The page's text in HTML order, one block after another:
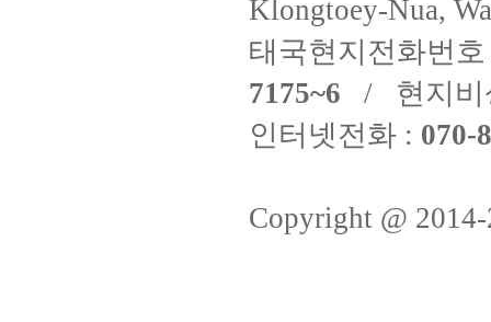
Klongtoey-Nua,
태국현지전화번
7175~6 / 현지비
인터넷전화 : 070-
Copyright @